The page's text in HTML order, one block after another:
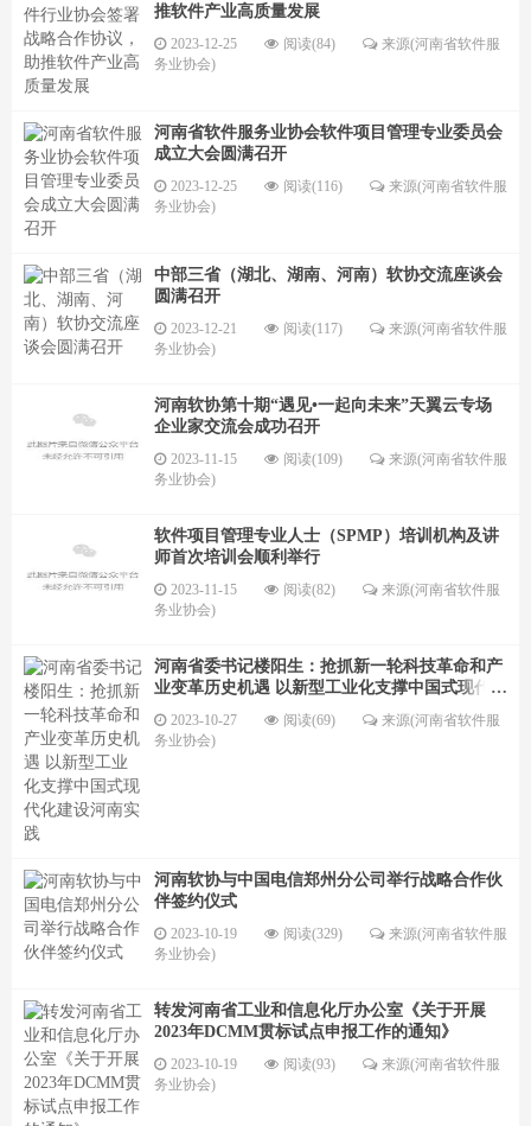
推软件产业高质量发展
2023-12-25 阅读(84)
来源(河南省软件服
务业协会)
河南省软件服务业协会软件项目管理专业委员会
成立大会圆满召开
2023-12-25 阅读(116)
来源(河南省软件服
务业协会)
中部三省（湖北、湖南、河南）软协交流座谈会
圆满召开
2023-12-21 阅读(117)
来源(河南省软件服
务业协会)
河南软协第十期“遇见•一起向未来”天翼云专场
企业家交流会成功召开
2023-11-15 阅读(109)
来源(河南省软件服
务业协会)
软件项目管理专业人士（SPMP）培训机构及讲
师首次培训会顺利举行
2023-11-15 阅读(82)
来源(河南省软件服
务业协会)
河南省委书记楼阳生：抢抓新一轮科技革命和产
业变革历史机遇 以新型工业化支撑中国式现代化
建设河南实践
2023-10-27 阅读(69)
来源(河南省软件服
务业协会)
河南软协与中国电信郑州分公司举行战略合作伙
伴签约仪式
2023-10-19 阅读(329)
来源(河南省软件服
务业协会)
转发河南省工业和信息化厅办公室《关于开展
2023年DCMM贯标试点申报工作的通知》
2023-10-19 阅读(93)
来源(河南省软件服
务业协会)